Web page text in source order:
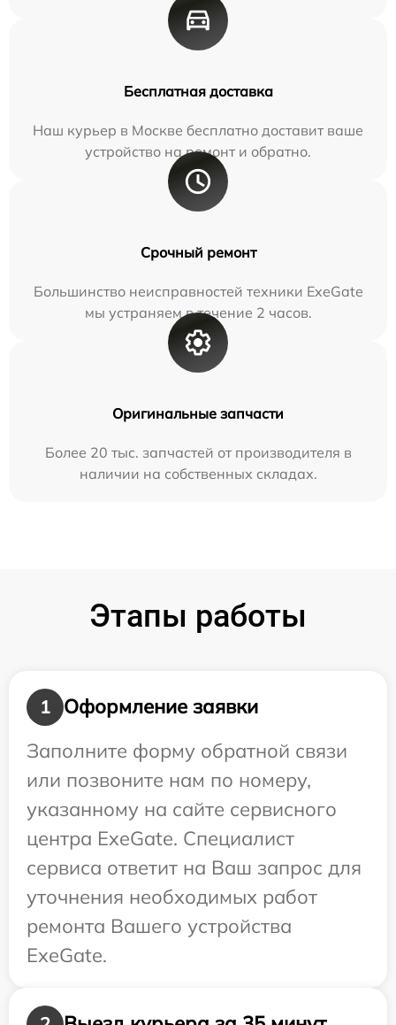
Бесплатная доставка
Наш курьер в Москве бесплатно доставит ваше
устройство на ремонт и обратно.
Срочный ремонт
Большинство неисправностей техники ExeGate
мы устраняем в течение 2 часов.
Оригинальные запчасти
Более 20 тыс. запчастей от производителя в
наличии на собственных складах.
Этапы работы
1
Оформление заявки
Заполните форму обратной связи
или позвоните нам по номеру,
указанному на сайте сервисного
центра ExeGate. Специалист
сервиса ответит на Ваш запрос для
уточнения необходимых работ
ремонта Вашего устройства
ExeGate.